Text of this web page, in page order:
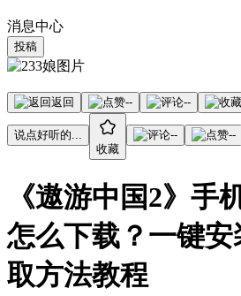
消息中心
投稿
返回 -- --
说点好听的...
收藏
-- --
《遨游中国2》手
怎么下载？一键
取方法教程